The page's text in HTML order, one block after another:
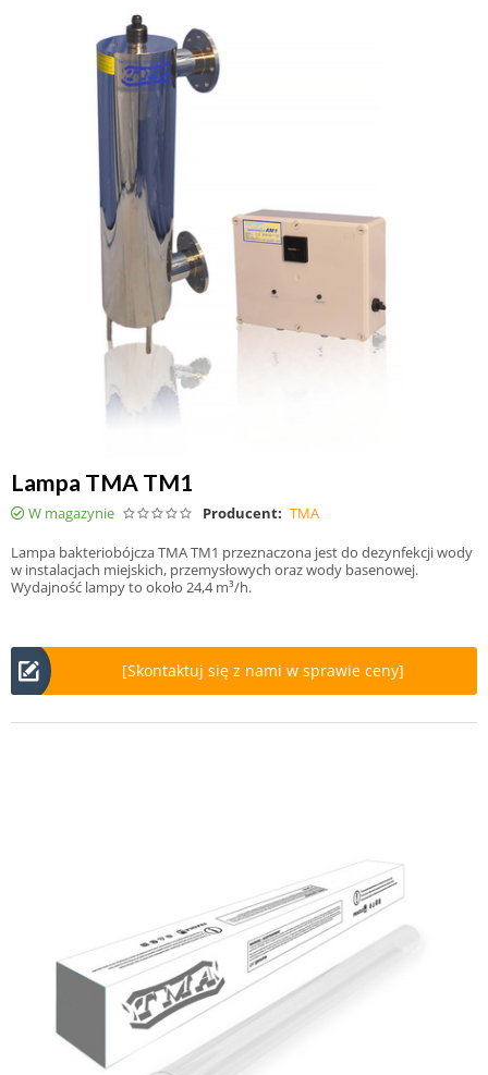
Lampa TMA TM1
W magazynie Producent: TMA
Lampa bakteriobójcza TMA TM1 przeznaczona jest do dezynfekcji wody
w instalacjach miejskich, przemysłowych oraz wody basenowej.
Wydajność lampy to około 24,4 m³/h.
[Skontaktuj się z nami w sprawie ceny]